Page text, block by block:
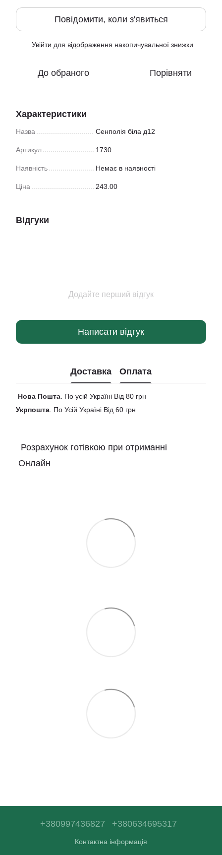
Повідомити, коли з'явиться
Увійти для відображення накопичувальної знижки
До обраного Порівняти
Характеристики
Назва Сенполія біла д12
Артикул 1730
Наявність Немає в наявності
Ціна 243.00
Відгуки
Додайте перший відгук
Написати відгук
Доставка Оплата
Нова Пошта . По усій Україні Від 80 грн
Укрпошта . По Усій Україні Від 60 грн
Розрахунок готівкою при отриманні
Онлайн
+380997436827 +380634695317
Контактна інформація